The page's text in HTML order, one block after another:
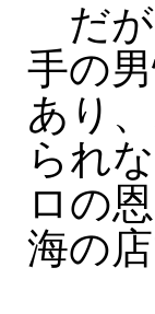
だが
手の
あり
られ
ロの
海の